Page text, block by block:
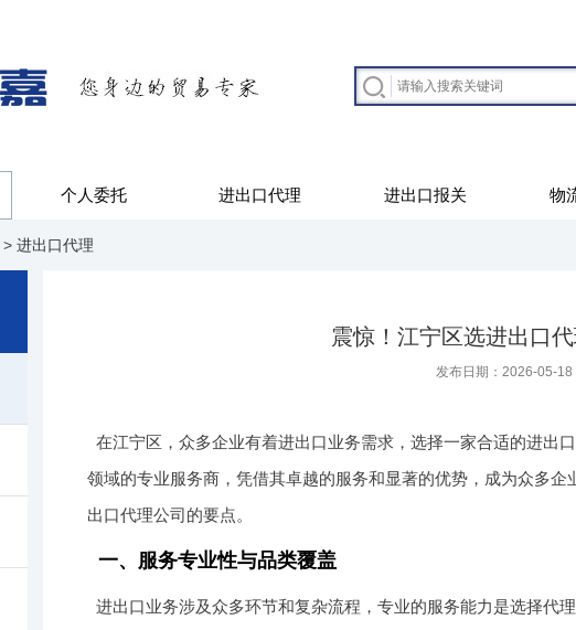
个人委托 进出口代理 进出口报关 物
> 进出口代理
震惊！江宁区选进出口
发布日期：2026-05-
在江宁区，众多企业有着进出口业务需求，选择一家合适的进出
领域的专业服务商，凭借其卓越的服务和显著的优势，成为众多
出口代理公司的要点。
一、服务专业性与品类覆盖
进出口业务涉及众多环节和复杂流程，专业的服务能力是选择代